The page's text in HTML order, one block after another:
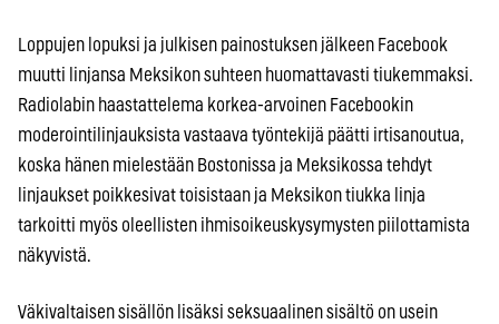
Loppujen lopuksi ja julkisen painostuksen jälkeen Facebook
muutti linjansa Meksikon suhteen huomattavasti tiukemmaksi.
Radiolabin haastattelema korkea-arvoinen Facebookin
moderointilinjauksista vastaava työntekijä päätti irtisanoutua,
koska hänen mielestään Bostonissa ja Meksikossa tehdyt
linjaukset poikkesivat toisistaan ja Meksikon tiukka linja
tarkoitti myös oleellisten ihmisoikeuskysymysten piilottamista
näkyvistä.
Väkivaltaisen sisällön lisäksi seksuaalinen sisältö on usein